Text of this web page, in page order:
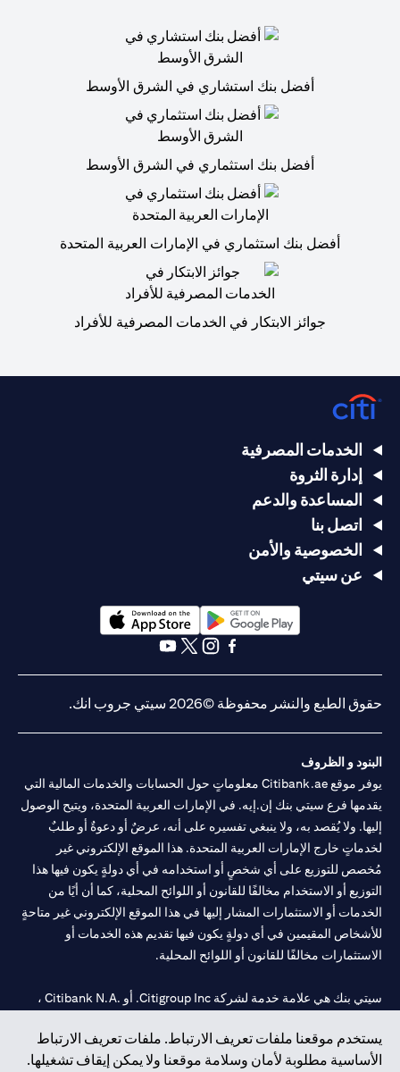
أفضل بنك استشاري في الشرق الأوسط
أفضل بنك استثماري في الشرق الأوسط
أفضل بنك استثماري في الإمارات العربية المتحدة
جوائز الابتكار في الخدمات المصرفية للأفراد
يستخدم موقعنا ملفات تعريف الارتباط. ملفات تعريف الارتباط
الأساسية مطلوبة لأمان وسلامة موقعنا ولا يمكن إيقاف تشغيلها.
الخدمات المصرفية
إدارة الثروة
المساعدة والدعم
اتصل بنا
الخصوصية والأمن
عن سيتي
opens in a new tab
opens in a new tab
حقوق الطبع والنشر محفوظة ©2026 سيتي جروب انك.
البنود و الظروف
يوفر موقع Citibank.ae معلوماتٍ حول الحسابات والخدمات المالية التي
يقدمها فرع سيتي بنك إن.إيه. في الإمارات العربية المتحدة، ويتيح الوصول
إليها. ولا يُقصد به، ولا ينبغي تفسيره على أنه، عرضٌ أو دعوةٌ أو طلبٌ
لخدماتٍ خارج الإمارات العربية المتحدة. هذا الموقع الإلكتروني غير
مُخصص للتوزيع على أي شخصٍ أو استخدامه في أي دولةٍ يكون فيها هذا
التوزيع أو الاستخدام مخالفًا للقانون أو اللوائح المحلية، كما أن أيًا من
الخدمات أو الاستثمارات المشار إليها في هذا الموقع الإلكتروني غير متاحةٍ
للأشخاص المقيمين في أي دولةٍ يكون فيها تقديم هذه الخدمات أو
الاستثمارات مخالفًا للقانون أو اللوائح المحلية.
سيتي بنك هي علامة خدمة لشركة Citigroup Inc. أو .Citibank N.A ،
سيتي بنك إن. إيه. الإمارات مسجل لدى مصرف الإمارات المركزي تحت